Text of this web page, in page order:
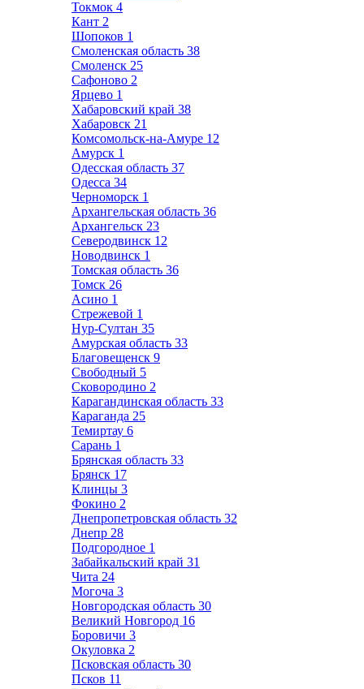
Токмок 4
Кант 2
Шопоков 1
Смоленская область 38
Смоленск 25
Сафоново 2
Ярцево 1
Хабаровский край 38
Хабаровск 21
Комсомольск-на-Амуре 12
Амурск 1
Одесская область 37
Одесса 34
Черноморск 1
Архангельская область 36
Архангельск 23
Северодвинск 12
Новодвинск 1
Томская область 36
Томск 26
Асино 1
Стрежевой 1
Нур-Султан 35
Амурская область 33
Благовещенск 9
Свободный 5
Сковородино 2
Карагандинская область 33
Караганда 25
Темиртау 6
Сарань 1
Брянская область 33
Брянск 17
Клинцы 3
Фокино 2
Днепропетровская область 32
Днепр 28
Подгородное 1
Забайкальский край 31
Чита 24
Могоча 3
Новгородская область 30
Великий Новгород 16
Боровичи 3
Окуловка 2
Псковская область 30
Псков 11